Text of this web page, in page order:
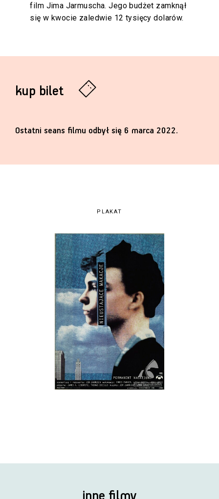
kup bilet
Ostatni seans filmu odbył się 6 marca 2022.
PLAKAT
film Jima Jarmuscha. Jego budżet zamknął
się w kwocie zaledwie 12 tysięcy dolarów.